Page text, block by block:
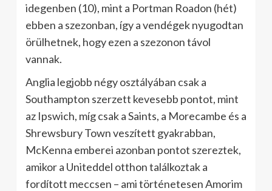
idegenben (10), mint a Portman Roadon (hét)
ebben a szezonban, így a vendégek nyugodtan
örülhetnek, hogy ezen a szezonon távol
vannak.
Anglia legjobb négy osztályában csak a
Southampton szerzett kevesebb pontot, mint
az Ipswich, míg csak a Saints, a Morecambe és a
Shrewsbury Town veszített gyakrabban,
McKenna emberei azonban pontot szereztek,
amikor a Uniteddel otthon találkoztak a
fordított meccsen – ami történetesen Amorim